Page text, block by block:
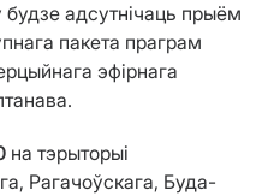
адсутнічаць прыём
пакета праграм
эфірнага
на тэрыторыі
Рагачоўскага, Буда-